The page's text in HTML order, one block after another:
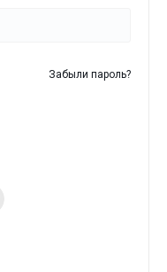
Забыли пароль?